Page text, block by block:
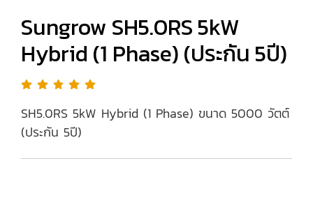
Sungrow SH5.0RS 5kW
Hybrid (1 Phase) (ประกัน 5ปี)
SH5.0RS 5kW Hybrid (1 Phase) ขนาด 5000 วัตต์
(ประกัน 5ปี)